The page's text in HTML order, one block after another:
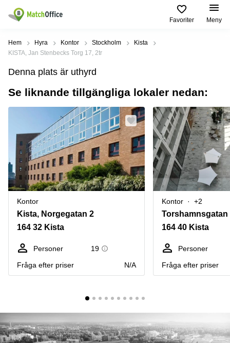
Favoriter Meny
Hyra / hyra ut
Kategorier
Kontor
Kontorshotell
Coworking
space
Lagerlokaler
Industrilokaler
Butikslokaler
Verkstad
Mötesrum
kontor
Populära
Städer
Stockholm
Malmö
Uppsala
Norrköping
Östermalm
Skåne
Älvsjö
Vasastan
Populära
sökningar
Kontorshotell
Stockholm
Hyra lokal
Stockholm
Kontorshotell
Göteborg
Coworking
Stockholm
Kontorshotell
Malmö
Coworking
Malmö
Lediga
lokaler
Hisingen
Hjälp
Om oss
Bli hyresvärd
Pris
Logga in
Hem Hyra Kontor Stockholm
Kista
KISTA, Jan Stenbecks Torg 17, 2tr
Denna plats är uthyrd
Se liknande tillgängliga lokaler nedan:
Kontor
Kista, Norgegatan 2
164 32 Kista
Personer
19
Fråga efter priser
N/A
Kontor +2
Torshamnsgatan
164 40 Kista
Personer
Fråga efter priser